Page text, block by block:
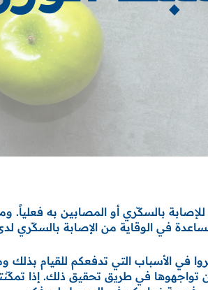
بالسكّري أو المصابين به
في الوقاية من الإصابة بالسكّري
في الأسباب التي تدفعكم للقيام
تواجهوها في طريق تحقيق ذلك. إذا